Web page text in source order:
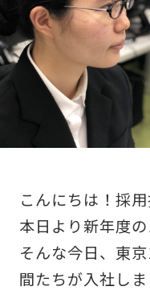
こんにちは！採
本日より新年度の
そんな今日、東
間たちが入社しま